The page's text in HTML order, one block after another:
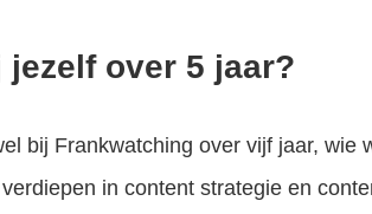
jezelf over 5 jaar?
bij Frankwatching over vijf jaar,
in content strategie en